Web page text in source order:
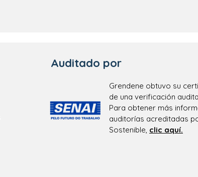
Auditado por
Grendene obtuvo su
de una verificación
Para obtener más
auditorías acreditadas
Sostenible, clic aquí.